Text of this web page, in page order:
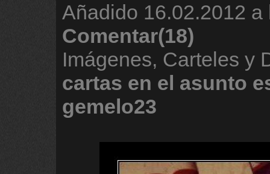
Añadido 16.02.2012 a
Comentar(18)
Imágenes, Carteles y
cartas en el asunto
gemelo23